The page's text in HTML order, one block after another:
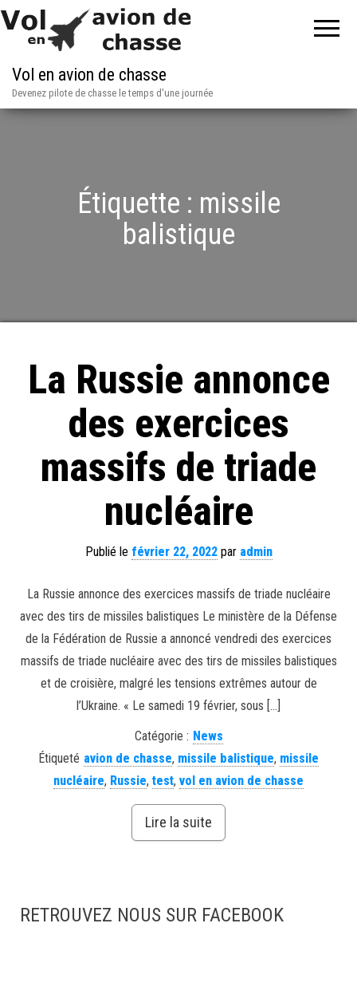
Vol en avion de chasse
Devenez pilote de chasse le temps d'une journée
Étiquette : missile
balistique
La Russie annonce
des exercices
massifs de triade
nucléaire
Publié le février 22, 2022par admin
La Russie annonce des exercices massifs de triade nucléaire
avec des tirs de missiles balistiques Le ministère de la Défense
de la Fédération de Russie a annoncé vendredi des exercices
massifs de triade nucléaire avec des tirs de missiles balistiques
et de croisière, malgré les tensions extrêmes autour de
l’Ukraine. « Le samedi 19 février, sous […]
Catégorie : News
Étiqueté avion de chasse, missile balistique, missile
nucléaire, Russie, test, vol en avion de chasse
Lire la suite
RETROUVEZ NOUS SUR FACEBOOK